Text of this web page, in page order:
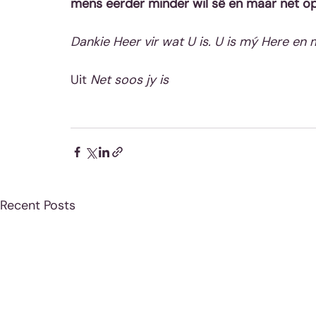
mens eerder minder wil sê en maar net
Dankie Heer vir wat U is. U is mý Here en
Uit Net soos jy is​
Recent Posts